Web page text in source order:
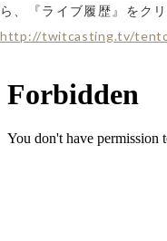
ら、『ライブ履歴』をクリ
http://twitcasting.tv/